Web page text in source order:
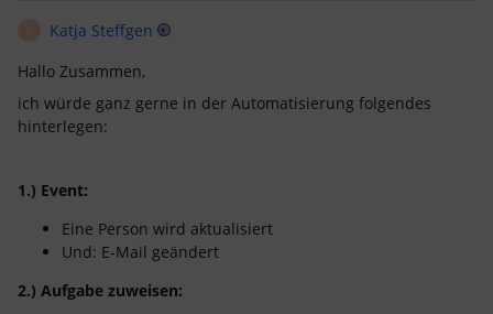
Katja Steffgen
Hallo Zusammen,
ich würde ganz gerne in der Automatisierung folgendes
hinterlegen:
1.) Event:
Eine Person wird aktualisiert
Und: E-Mail geändert
2.) Aufgabe zuweisen: